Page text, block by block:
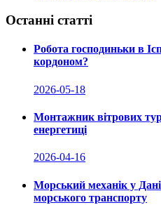
Останні статті
Робота господиньки в
кордоном?
2026-05-18
Монтажник вітрових
енергетиці
2026-04-16
Морський механік у
морського транспорту